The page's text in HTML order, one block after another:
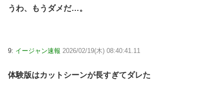
うわ、もうダメだ…。
9: イージャン速報 2026/02/19(木) 08:40:41.11
体験版はカットシーンが長すぎてダレた